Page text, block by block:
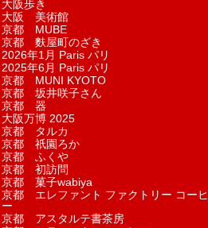
大阪歩き
大阪 美術館
京都 MUBE
京都 麩屋町のざき
2026年1月 Paris パリ
2025年6月 Paris パリ
京都 MUNI KYOTO
京都 坂井咲子さん
京都 器
大阪万博 2025
京都 タルカ
京都 祇園ろか
京都 ふくや
京都 初訪問
京都 菓子wabiya
京都 エレファント ファクトリー コーヒ
ー
京都 アスタルテ書茶房